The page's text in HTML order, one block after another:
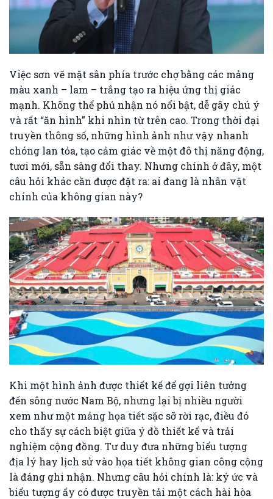
Việc sơn vẽ mặt sân phía trước chợ bằng các mảng
màu xanh – lam – trắng tạo ra hiệu ứng thị giác
mạnh. Không thể phủ nhận nó nổi bật, dễ gây chú ý
và rất “ăn hình” khi nhìn từ trên cao. Trong thời đại
truyền thông số, những hình ảnh như vậy nhanh
chóng lan tỏa, tạo cảm giác về một đô thị năng động,
tươi mới, sẵn sàng đổi thay. Nhưng chính ở đây, một
câu hỏi khác cần được đặt ra: ai đang là nhân vật
chính của không gian này?
Khi một hình ảnh được thiết kế để gợi liên tưởng
đến sông nước Nam Bộ, nhưng lại bị nhiều người
xem như một mảng họa tiết sặc sỡ rời rạc, điều đó
cho thấy sự cách biệt giữa ý đồ thiết kế và trải
nghiệm cộng đồng. Tư duy đưa những biểu tượng
địa lý hay lịch sử vào họa tiết không gian công cộng
là đáng ghi nhận. Nhưng câu hỏi chính là: ký ức và
biểu tượng ấy có được truyền tải một cách hài hòa